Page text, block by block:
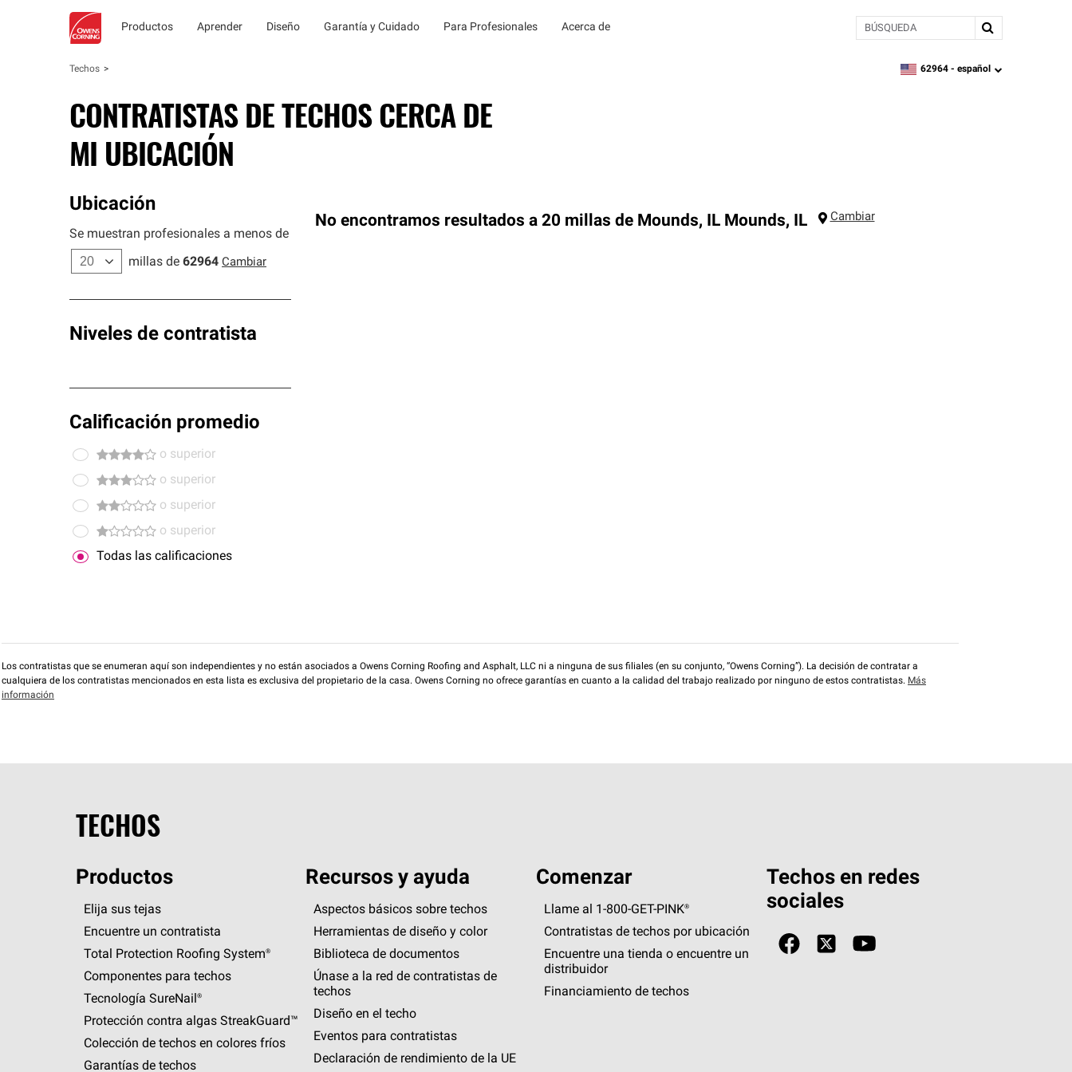
Productos Aprender Diseño Garantía y Cuidado Para Profesionales Acerca de BÚSQUEDA
Techos zipcode,language
62964 - español
CONTRATISTAS DE TECHOS CERCA DE
MI UBICACIÓN
Ubicación
Se muestran profesionales a menos de
millas de 62964 Cambiar
Niveles de contratista
Calificación promedio
o superior
o superior
o superior
o superior
Todas las calificaciones
No encontramos resultados a 20 millas de Mounds, IL Mounds, IL Cambiar
Los contratistas que se enumeran aquí son independientes y no están asociados a Owens Corning Roofing and Asphalt, LLC ni a ninguna de sus filiales (en su conjunto, “Owens Corning”). La decisión de contratar a
cualquiera de los contratistas mencionados en esta lista es exclusiva del propietario de la casa. Owens Corning no ofrece garantías en cuanto a la calidad del trabajo realizado por ninguno de estos contratistas. Más
información
TECHOS
Productos
Elija sus tejas
Encuentre un contratista
Total Protection Roofing System®
Componentes para techos
Tecnología SureNail®
Protección contra algas StreakGuard™
Colección de techos en colores fríos
Garantías de techos
Recursos y ayuda
Aspectos básicos sobre techos
Herramientas de diseño y color
Biblioteca de documentos
Únase a la red de contratistas de
techos
Diseño en el techo
Eventos para contratistas
Declaración de rendimiento de la UE
Comenzar
Llame al 1-800-GET -PINK®
Contratistas de techos por ubicación
Encuentre una tienda o encuentre un
distribuidor
Financiamiento de techos
Techos en redes
sociales